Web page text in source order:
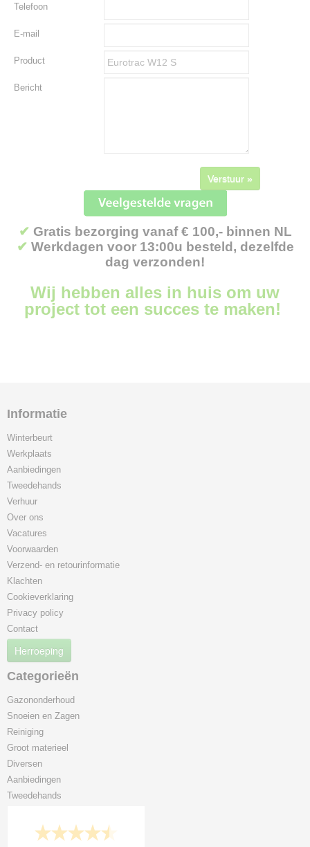
Telefoon
E-mail
Product
Bericht
Verstuur »
✔ Gratis bezorging vanaf € 100,- binnen NL
✔ Werkdagen voor 13:00u besteld, dezelfde
dag verzonden!
Wij hebben alles in huis om uw
project tot een succes te maken!
Informatie
Winterbeurt
Werkplaats
Aanbiedingen
Tweedehands
Verhuur
Over ons
Vacatures
Voorwaarden
Verzend- en retourinformatie
Klachten
Cookieverklaring
Privacy policy
Contact
Herroeping
Categorieën
Gazononderhoud
Snoeien en Zagen
Reiniging
Groot materieel
Diversen
Aanbiedingen
Tweedehands